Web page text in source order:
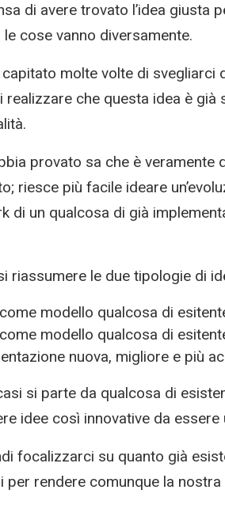
di avere trovato l’idea giusta
cose vanno diversamente.
molte volte di svegliarci
realizzare che questa idea è
provato sa che è veramente
riesce più facile ideare
di un qualcosa di già
riassumere le due tipologie di
modello qualcosa di
modello qualcosa di
nuova, migliore e più
si parte da qualcosa di
idee così innovative da essere
focalizzarci su quanto già
per rendere comunque la nostra